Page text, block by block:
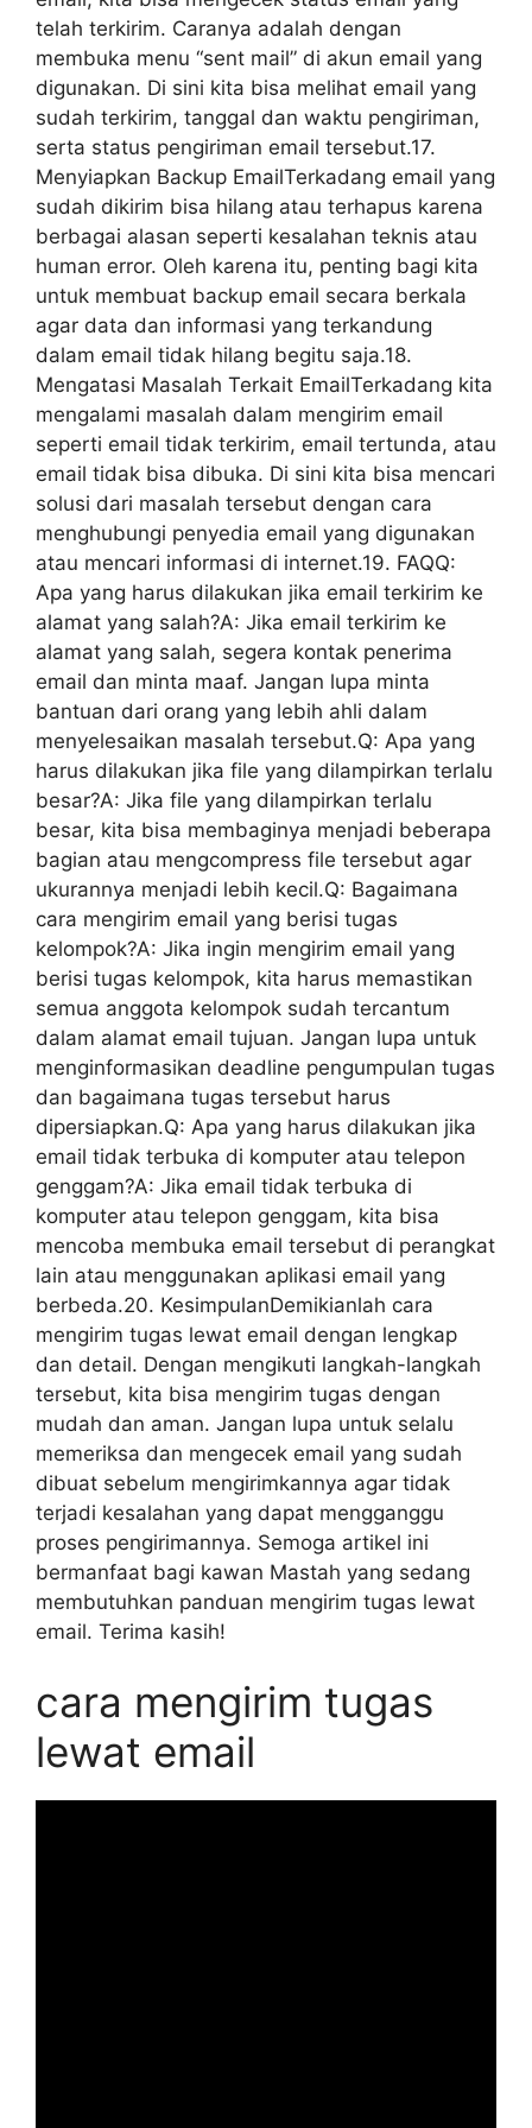
telah terkirim. Caranya adalah dengan
membuka menu “sent mail” di akun email yang
digunakan. Di sini kita bisa melihat email yang
sudah terkirim, tanggal dan waktu pengiriman,
serta status pengiriman email tersebut.17.
Menyiapkan Backup EmailTerkadang email yang
sudah dikirim bisa hilang atau terhapus karena
berbagai alasan seperti kesalahan teknis atau
human error. Oleh karena itu, penting bagi kita
untuk membuat backup email secara berkala
agar data dan informasi yang terkandung
dalam email tidak hilang begitu saja.18.
Mengatasi Masalah Terkait EmailTerkadang kita
mengalami masalah dalam mengirim email
seperti email tidak terkirim, email tertunda, atau
email tidak bisa dibuka. Di sini kita bisa mencari
solusi dari masalah tersebut dengan cara
menghubungi penyedia email yang digunakan
atau mencari informasi di internet.19. FAQQ:
Apa yang harus dilakukan jika email terkirim ke
alamat yang salah?A: Jika email terkirim ke
alamat yang salah, segera kontak penerima
email dan minta maaf. Jangan lupa minta
bantuan dari orang yang lebih ahli dalam
menyelesaikan masalah tersebut.Q: Apa yang
harus dilakukan jika file yang dilampirkan terlalu
besar?A: Jika file yang dilampirkan terlalu
besar, kita bisa membaginya menjadi beberapa
bagian atau mengcompress file tersebut agar
ukurannya menjadi lebih kecil.Q: Bagaimana
cara mengirim email yang berisi tugas
kelompok?A: Jika ingin mengirim email yang
berisi tugas kelompok, kita harus memastikan
semua anggota kelompok sudah tercantum
dalam alamat email tujuan. Jangan lupa untuk
menginformasikan deadline pengumpulan tugas
dan bagaimana tugas tersebut harus
dipersiapkan.Q: Apa yang harus dilakukan jika
email tidak terbuka di komputer atau telepon
genggam?A: Jika email tidak terbuka di
komputer atau telepon genggam, kita bisa
mencoba membuka email tersebut di perangkat
lain atau menggunakan aplikasi email yang
berbeda.20. KesimpulanDemikianlah cara
mengirim tugas lewat email dengan lengkap
dan detail. Dengan mengikuti langkah-langkah
tersebut, kita bisa mengirim tugas dengan
mudah dan aman. Jangan lupa untuk selalu
memeriksa dan mengecek email yang sudah
dibuat sebelum mengirimkannya agar tidak
terjadi kesalahan yang dapat mengganggu
proses pengirimannya. Semoga artikel ini
bermanfaat bagi kawan Mastah yang sedang
membutuhkan panduan mengirim tugas lewat
email. Terima kasih!
cara mengirim tugas
lewat email